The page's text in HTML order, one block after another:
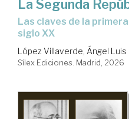
La Segunda
Las claves de la primera democracia española del
siglo XX
López Villaverde, Ángel Luis
Sílex Ediciones. Madrid, 2026